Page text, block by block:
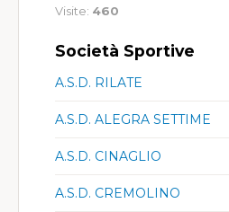
Visite: 460
Società Sportive
A.S.D. RILATE
A.S.D. ALEGRA SETTIME
A.S.D. CINAGLIO
A.S.D. CREMOLINO